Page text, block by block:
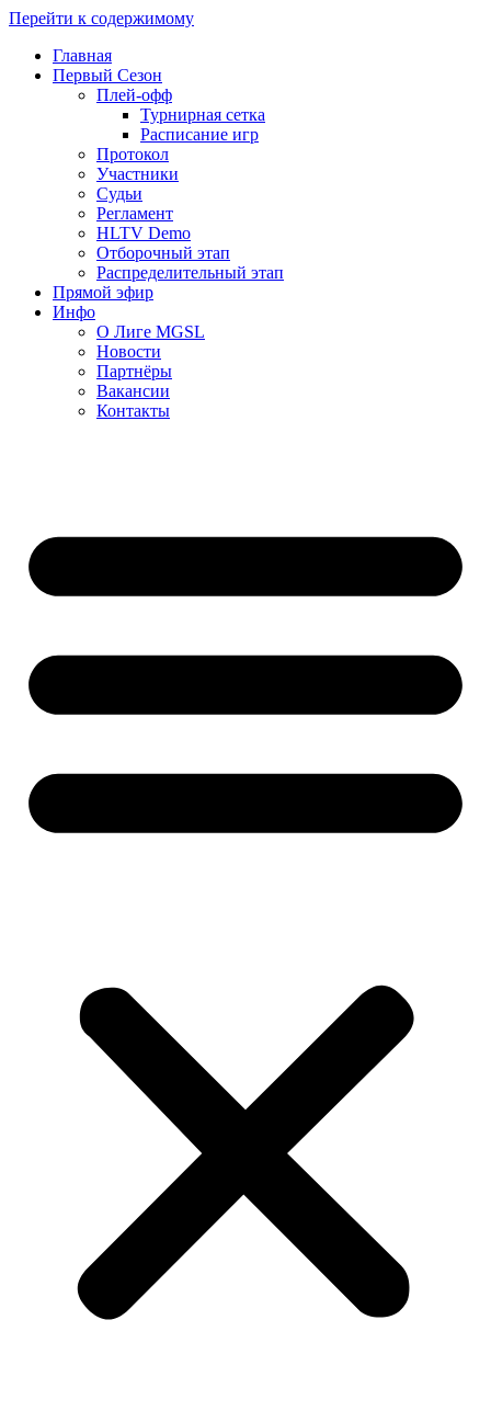
Перейти к содержимому
Главная
Первый Сезон
Плей-офф
Турнирная сетка
Расписание игр
Протокол
Участники
Судьи
Регламент
HLTV Demo
Отборочный этап
Распределительный этап
Прямой эфир
Инфо
О Лиге MGSL
Новости
Партнёры
Вакансии
Контакты